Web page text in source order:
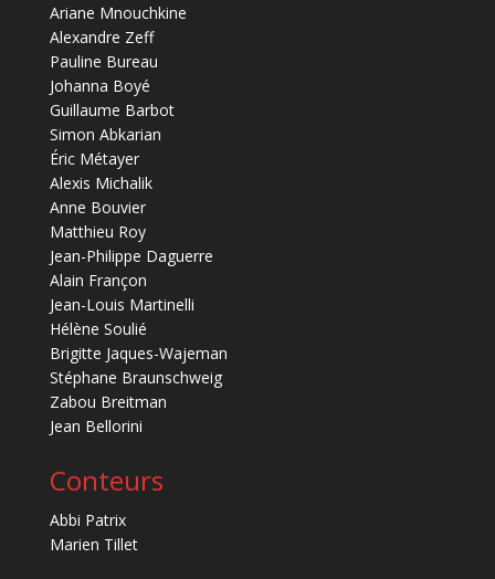
Ariane Mnouchkine
Alexandre Zeff
Pauline Bureau
Johanna Boyé
Guillaume Barbot
Simon Abkarian
Éric Métayer
Alexis Michalik
Anne Bouvier
Matthieu Roy
Jean-Philippe Daguerre
Alain Françon
Jean-Louis Martinelli
Hélène Soulié
Brigitte Jaques-Wajeman
Stéphane Braunschweig
Zabou Breitman
Jean Bellorini
Conteurs
Abbi Patrix
Marien Tillet